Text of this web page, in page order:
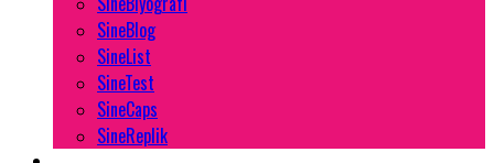
SineBlog
SineList
SineTest
SineCaps
SineReplik